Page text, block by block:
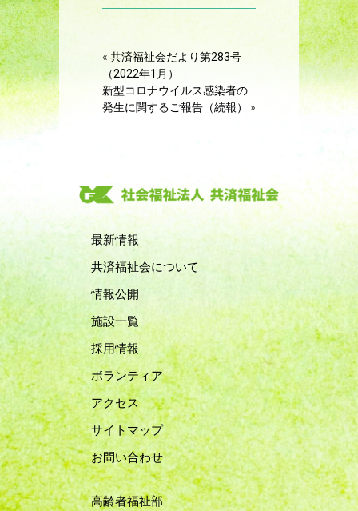
« 共済福祉会だより第283号
（2022年1月）
新型コロナウイルス感染者の
発生に関するご報告（続報）
»
最新情報
共済福祉会について
情報公開
施設一覧
採用情報
ボランティア
アクセス
サイトマップ
お問い合わせ
高齢者福祉部